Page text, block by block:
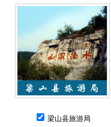
梁山县旅游局